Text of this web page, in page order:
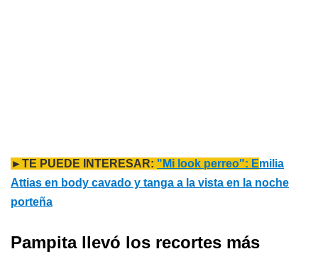
►TE PUEDE INTERESAR: "Mi look perreo": Emilia
Attias en body cavado y tanga a la vista en la noche
porteña
Pampita llevó los recortes más